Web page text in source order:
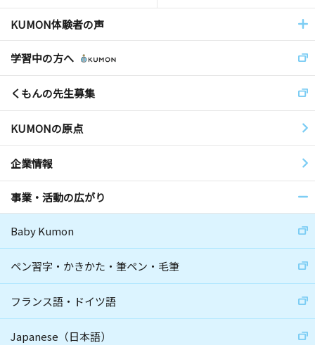
KUMON体験者の声
学習中の方へ
くもんの先生募集
KUMONの原点
企業情報
事業・活動の広がり
Baby Kumon
ペン習字・かきかた・筆ペン・毛筆
フランス語・ドイツ語
Japanese（日本語）